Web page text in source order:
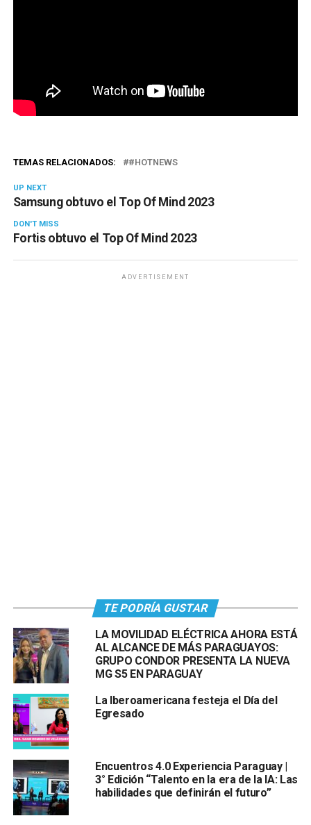
TEMAS RELACIONADOS: #HOTNEWS
UP NEXT
Samsung obtuvo el Top Of Mind 2023
DON'T MISS
Fortis obtuvo el Top Of Mind 2023
ADVERTISEMENT
TE PODRÍA GUSTAR
LA MOVILIDAD ELÉCTRICA AHORA ESTÁ
AL ALCANCE DE MÁS PARAGUAYOS:
GRUPO CONDOR PRESENTA LA NUEVA
MG S5 EN PARAGUAY
La Iberoamericana festeja el Día del
Egresado
Encuentros 4.0 Experiencia Paraguay |
3° Edición “Talento en la era de la IA: Las
habilidades que definirán el futuro”